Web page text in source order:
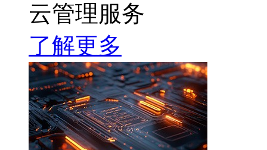
云管理服务
了解更多